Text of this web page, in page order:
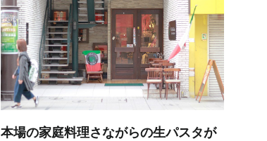
本場の家庭料理さながらの生パスタが